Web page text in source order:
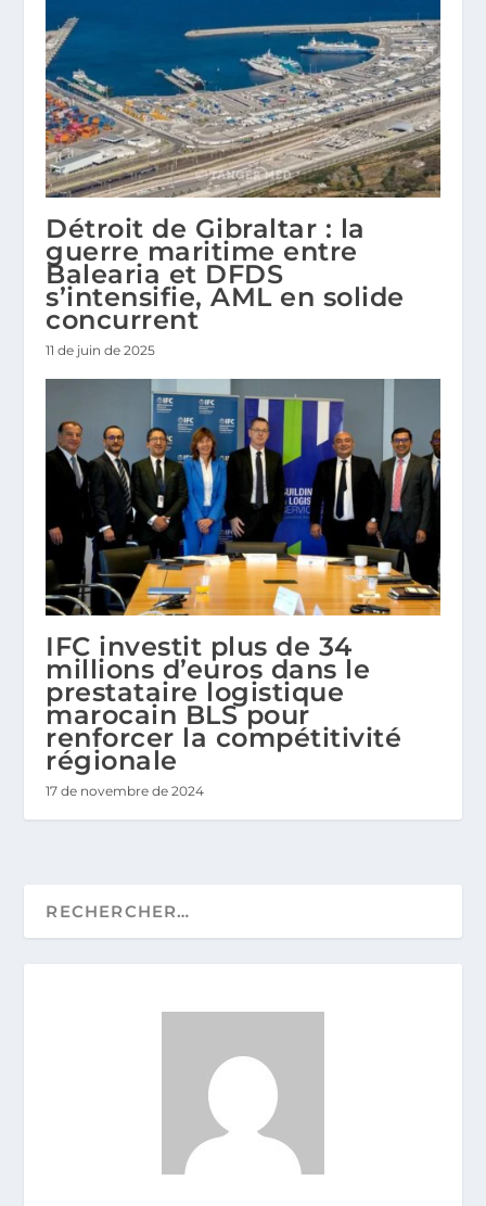
Détroit de Gibraltar : la
guerre maritime entre
Balearia et DFDS
s’intensifie, AML en solide
concurrent
11 de juin de 2025
IFC investit plus de 34
millions d’euros dans le
prestataire logistique
marocain BLS pour
renforcer la compétitivité
régionale
17 de novembre de 2024